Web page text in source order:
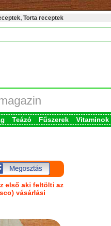
Torta receptek
Teázó Fűszerek Vitaminok
első aki feltölti az
vásárlási